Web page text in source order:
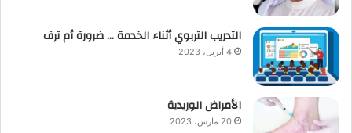
التدريب التربوي أثناء الخدمة … ضرورة أم ترف
4 أبريل، 2023
الأمراض الوريدية
20 مارس، 2023